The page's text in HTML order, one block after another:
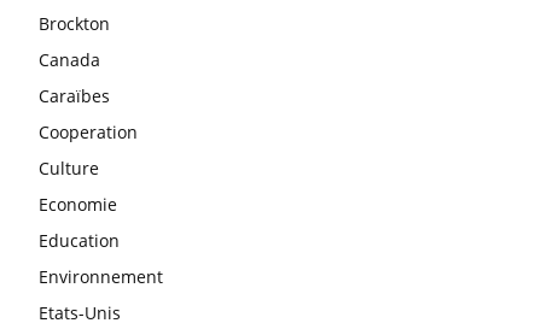
Brockton
Canada
Caraïbes
Cooperation
Culture
Economie
Education
Environnement
Etats-Unis